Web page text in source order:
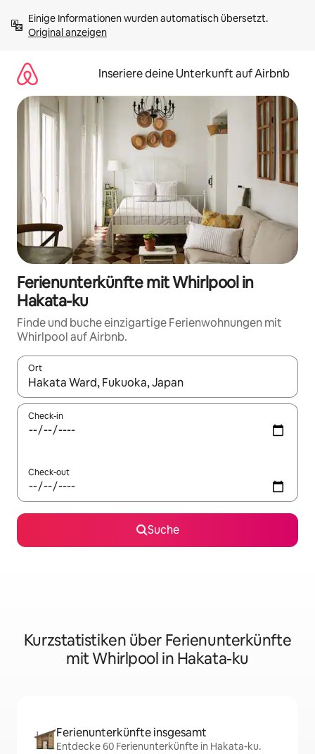
Inhalten
springenOriginal anzeigen
Inseriere deine Unterkunft auf Airbnb
Ferienunterkünfte mit Whirlpool in
Hakata-ku
Finde und buche einzigartige Ferienwohnungen mit
Whirlpool auf Airbnb.
Ort
Wenn Ergebnisse verfügbar sind, navigiere mit den
Check-in
Check-out
Suche
Kurzstatistiken über Ferienunterkünfte
mit Whirlpool in Hakata-ku
Ferienunterkünfte insgesamt
Entdecke 60 Ferienunterkünfte in Hakata-ku.